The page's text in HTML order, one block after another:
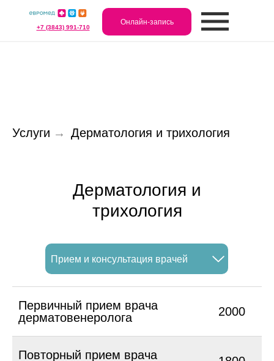
+7 (3843) 991-710
Онлайн-запись
Услуги → Дерматология и трихология
Дерматология и
трихология
Прием и консультация врачей
Первичный прием врача
дерматовенеролога
2000
Повторный прием врача